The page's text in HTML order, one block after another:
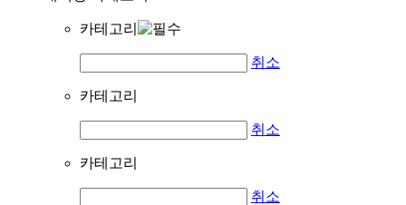
카테고리
취소
카테고리
취소
카테고리
취소